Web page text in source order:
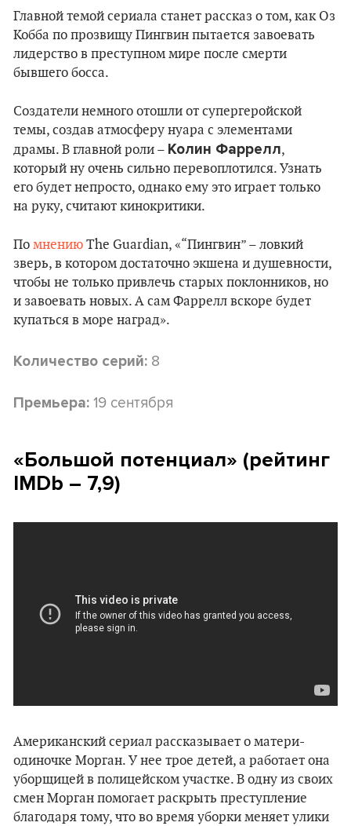
Главной темой сериала станет рассказ о том, как Оз
Кобба по прозвищу Пингвин пытается завоевать
лидерство в преступном мире после смерти
бывшего босса.
Создатели немного отошли от супергеройской
темы, создав атмосферу нуара с элементами
драмы. В главной роли – Колин Фаррелл,
который ну очень сильно перевоплотился. Узнать
его будет непросто, однако ему это играет только
на руку, считают кинокритики.
По мнению The Guardian, «“Пингвин” – ловкий
зверь, в котором достаточно экшена и душевности,
чтобы не только привлечь старых поклонников, но
и завоевать новых. А сам Фаррелл вскоре будет
купаться в море наград».
Количество серий: 8
Премьера: 19 сентября
«Большой потенциал» (рейтинг
IMDb – 7,9)
Американский сериал рассказывает о матери-
одиночке Морган. У нее трое детей, а работает она
уборщицей в полицейском участке. В одну из своих
смен Морган помогает раскрыть преступление
благодаря тому, что во время уборки меняет улики